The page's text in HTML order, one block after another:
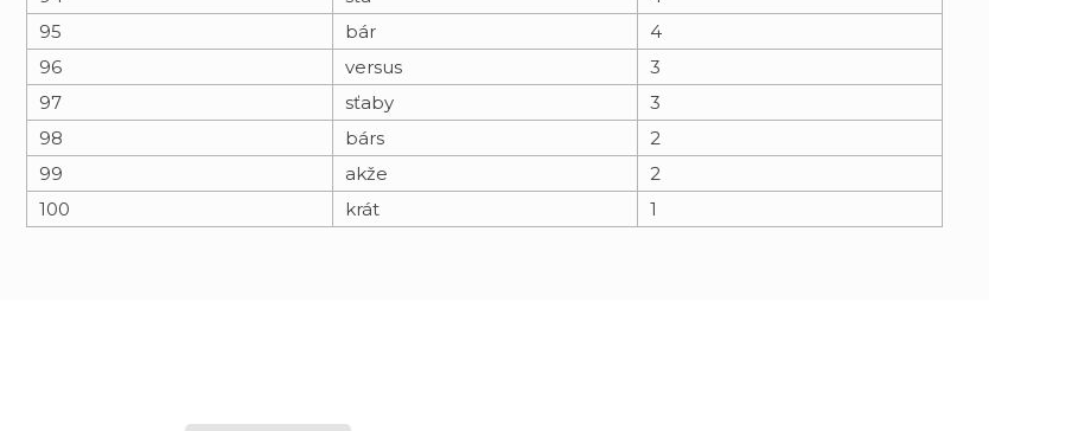
95
bár
4
96
versus
3
97
sťaby
3
98
bárs
2
99
akže
2
100
krát 1